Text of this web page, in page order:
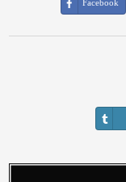
Facebook